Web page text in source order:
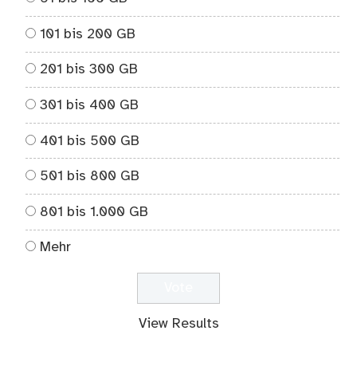
101 bis 200 GB
201 bis 300 GB
301 bis 400 GB
401 bis 500 GB
501 bis 800 GB
801 bis 1.000 GB
Mehr
View Results